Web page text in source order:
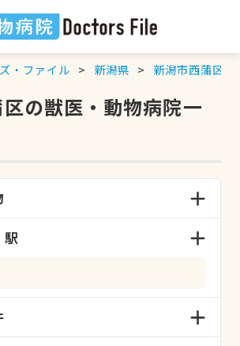
・ファイル 新潟県 新潟市西蒲区
の獣医・動物病院一
駅